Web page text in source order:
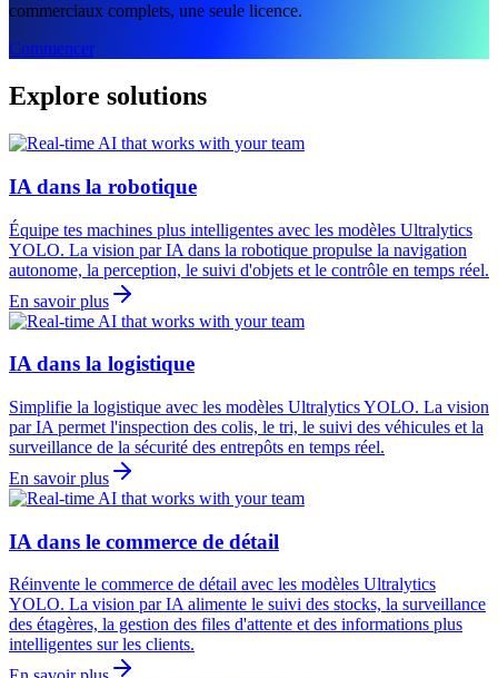
commerciaux complets, une seule licence.
Commencer
Explore solutions
IA dans la robotique
Équipe tes machines plus intelligentes avec les modèles Ultralytics
YOLO. La vision par IA dans la robotique propulse la navigation
autonome, la perception, le suivi d'objets et le contrôle en temps réel.
En savoir plus
IA dans la logistique
Simplifie la logistique avec les modèles Ultralytics YOLO. La vision
par IA permet l'inspection des colis, le tri, le suivi des véhicules et la
surveillance de la sécurité des entrepôts en temps réel.
En savoir plus
IA dans le commerce de détail
Réinvente le commerce de détail avec les modèles Ultralytics
YOLO. La vision par IA alimente le suivi des stocks, la surveillance
des étagères, la gestion des files d'attente et des informations plus
intelligentes sur les clients.